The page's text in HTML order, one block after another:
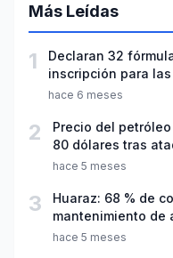
Más Leídas
1
Declaran 32
inscripción para
hace 6 meses
2
Precio del
80 dólares tras
hace 5 meses
3
Huaraz: 68 % de
mantenimiento de
año escolar 2026
hace 5 meses